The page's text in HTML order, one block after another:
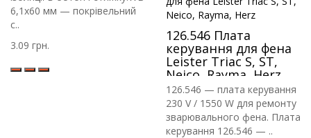
6,1х60 мм — покрівельний
с..
3.09 грн.
126.546 Плата
керування для фена
Leister Triac S, ST,
Neico, Rayma, Herz
126.546 — плата керування
230 V / 1550 W для ремонту
зварювального фена. Плата
керування 126.546 — ..